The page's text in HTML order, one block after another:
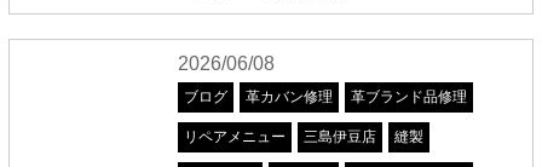
2026/06/08
ブログ 革カバン修理 革ブランド品修理
リペアメニュー 三島伊豆店 縫製